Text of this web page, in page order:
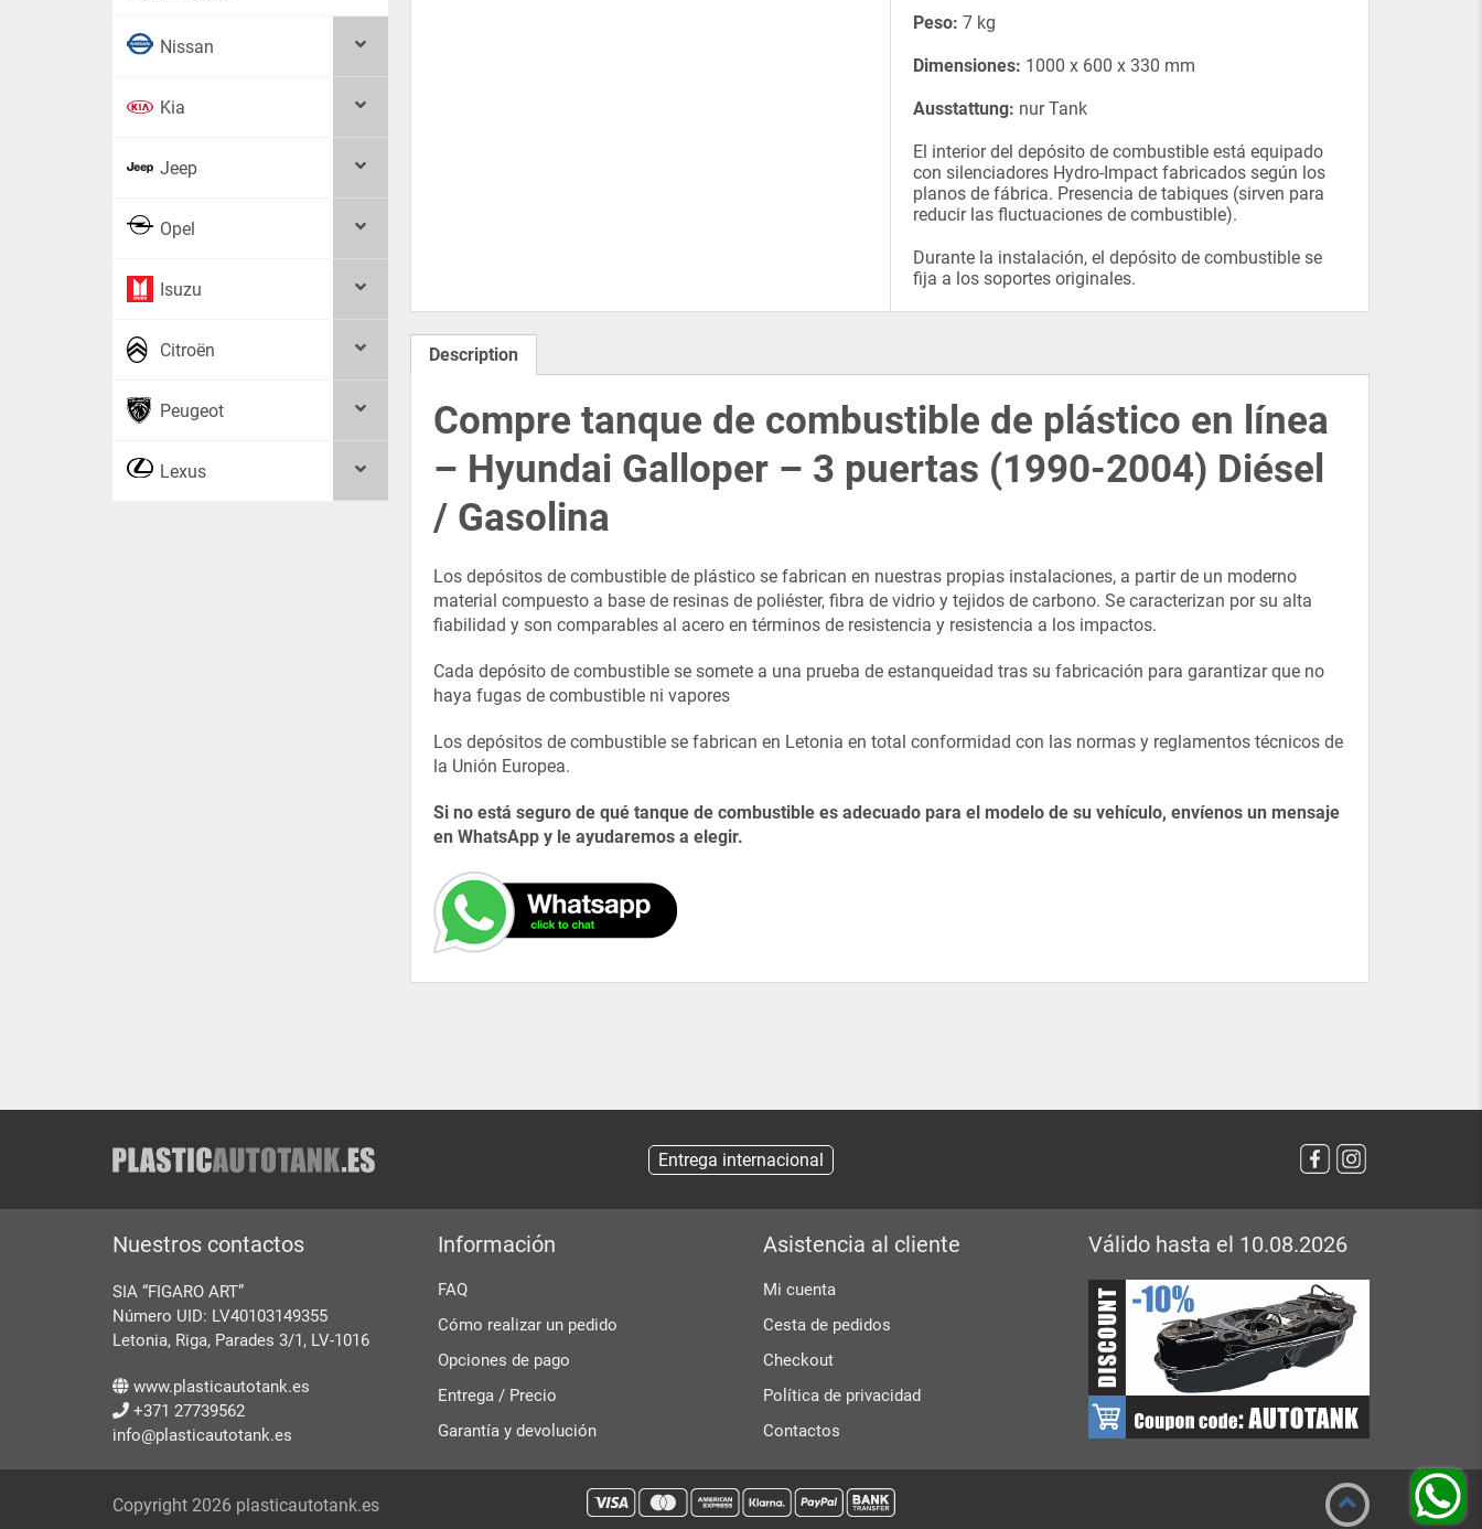
Nissan
Kia
Jeep
Opel
Isuzu
Citroën
Peugeot
Lexus
Peso: 7 kg
Dimensiones: 1000 x 600 x 330 mm
Ausstattung: nur Tank
El interior del depósito de combustible está equipado
con silenciadores Hydro-Impact fabricados según los
planos de fábrica. Presencia de tabiques (sirven para
reducir las fluctuaciones de combustible).
Durante la instalación, el depósito de combustible se
fija a los soportes originales.
Description
Compre tanque de combustible de plástico en línea
– Hyundai Galloper – 3 puertas (1990-2004) Diésel
/ Gasolina
Los depósitos de combustible de plástico se fabrican en nuestras propias instalaciones, a partir de un moderno
material compuesto a base de resinas de poliéster, fibra de vidrio y tejidos de carbono. Se caracterizan por su alta
fiabilidad y son comparables al acero en términos de resistencia y resistencia a los impactos.
Cada depósito de combustible se somete a una prueba de estanqueidad tras su fabricación para garantizar que no
haya fugas de combustible ni vapores
Los depósitos de combustible se fabrican en Letonia en total conformidad con las normas y reglamentos técnicos de
la Unión Europea.
Si no está seguro de qué tanque de combustible es adecuado para el modelo de su vehículo, envíenos un mensaje
en WhatsApp y le ayudaremos a elegir.
Entrega internacional
Nuestros contactos
SIA “FIGARO ART”
Número UID: LV40103149355
Letonia, Riga, Parades 3/1, LV-1016
www.plasticautotank.es
+371 27739562
info@plasticautotank.es
Información
FAQ
Cómo realizar un pedido
Opciones de pago
Entrega / Precio
Garantía y devolución
Asistencia al cliente
Mi cuenta
Cesta de pedidos
Checkout
Política de privacidad
Contactos
Válido hasta el 10.08.2026
Copyright 2026 plasticautotank.es